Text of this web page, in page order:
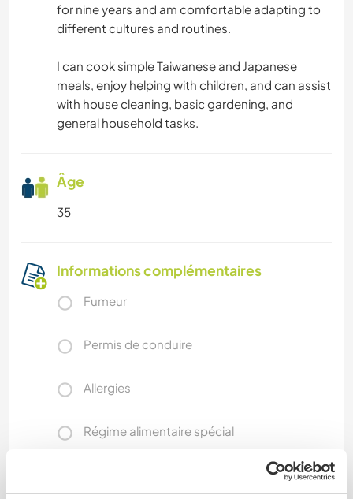
for nine years and am comfortable adapting to
different cultures and routines.
I can cook simple Taiwanese and Japanese
meals, enjoy helping with children, and can assist
with house cleaning, basic gardening, and
general household tasks.
Âge
35
Informations complémentaires
Fumeur
Permis de conduire
Allergies
Régime alimentaire spécial